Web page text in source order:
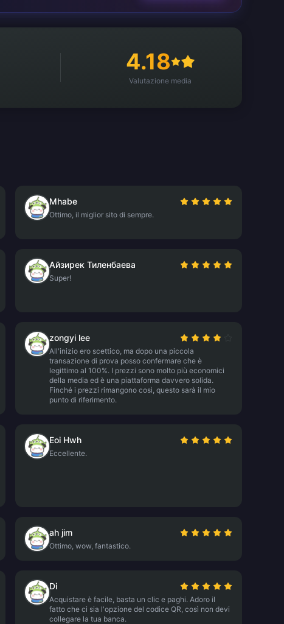
4.18
Valutazione media
Mhabe
Ottimo, il miglior sito di sempre.
Айзирек Тиленбаева
Super!
zongyi lee
All'inizio ero scettico, ma dopo una piccola
transazione di prova posso confermare che è
legittimo al 100%. I prezzi sono molto più economici
della media ed è una piattaforma davvero solida.
Finché i prezzi rimangono così, questo sarà il mio
punto di riferimento.
Eoi Hwh
Eccellente.
ah jim
Ottimo, wow, fantastico.
Di
Acquistare è facile, basta un clic e paghi. Adoro il
fatto che ci sia l'opzione del codice QR, così non devi
collegare la tua banca.